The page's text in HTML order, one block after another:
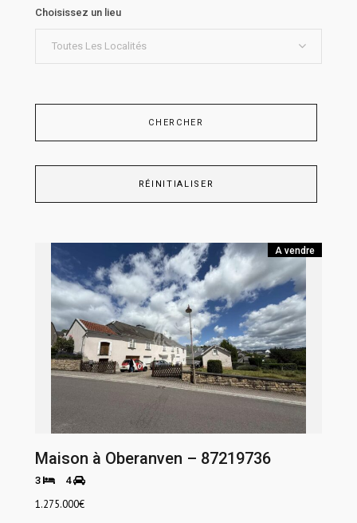
Choisissez un lieu
Toutes Les Localités
CHERCHER
RÉINITIALISER
A vendre
Maison à Oberanven – 87219736
3 4
1.275.000€